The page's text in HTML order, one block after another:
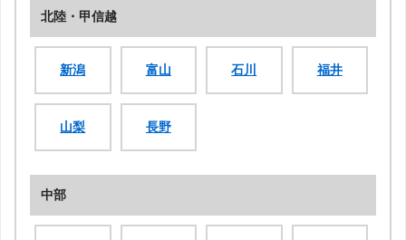
北陸・甲信越
新潟 富山 石川 福井
山梨 長野
中部